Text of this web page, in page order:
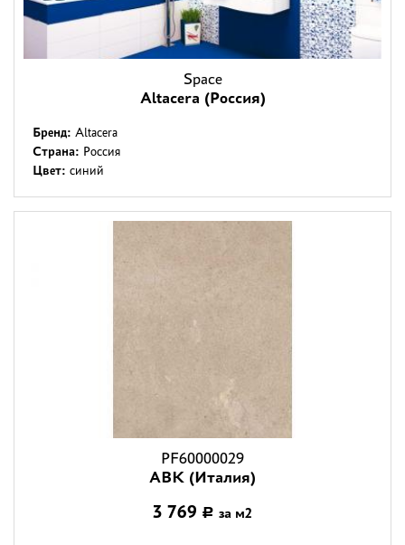
Space
Altacera (Россия)
Бренд: Altacera
Страна: Россия
Цвет: синий
PF60000029
ABK (Италия)
3 769 Р за м2